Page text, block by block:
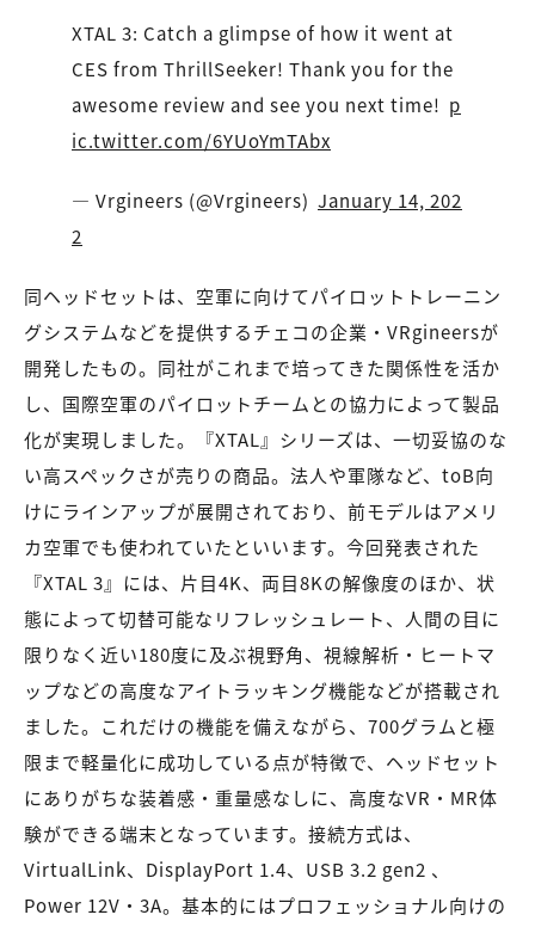
XTAL 3: Catch a glimpse of how it went at
CES from ThrillSeeker! Thank you for the
awesome review and see you next time! p
ic.twitter.com/6YUoYmTAbx
— Vrgineers (@Vrgineers) January 14, 202
2
同ヘッドセットは、空軍に向けてパイロットトレーニン
グシステムなどを提供するチェコの企業・VRgineersが
開発したもの。同社がこれまで培ってきた関係性を活か
し、国際空軍のパイロットチームとの協力によって製品
化が実現しました。『XTAL』シリーズは、一切妥協のな
い高スペックさが売りの商品。法人や軍隊など、toB向
けにラインアップが展開されており、前モデルはアメリ
カ空軍でも使われていたといいます。今回発表された
『XTAL 3』には、片目4K、両目8Kの解像度のほか、状
態によって切替可能なリフレッシュレート、人間の目に
限りなく近い180度に及ぶ視野角、視線解析・ヒートマ
ップなどの高度なアイトラッキング機能などが搭載され
ました。これだけの機能を備えながら、700グラムと極
限まで軽量化に成功している点が特徴で、ヘッドセット
にありがちな装着感・重量感なしに、高度なVR・MR体
験ができる端末となっています。接続方式は、
VirtualLink、DisplayPort 1.4、USB 3.2 gen2 、
Power 12V・3A。基本的にはプロフェッショナル向けの